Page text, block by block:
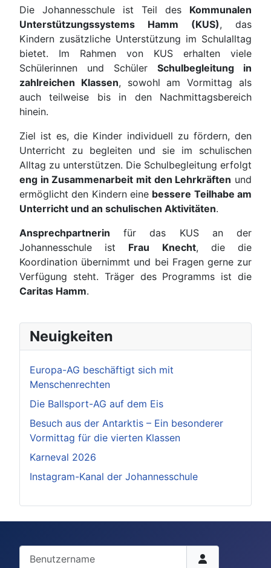
Die Johannesschule ist Teil des Kommunalen
Unterstützungssystems Hamm (KUS), das
Kindern zusätzliche Unterstützung im Schulalltag
bietet. Im Rahmen von KUS erhalten viele
Schülerinnen und Schüler Schulbegleitung in
zahlreichen Klassen, sowohl am Vormittag als
auch teilweise bis in den Nachmittagsbereich
hinein.
Ziel ist es, die Kinder individuell zu fördern, den
Unterricht zu begleiten und sie im schulischen
Alltag zu unterstützen. Die Schulbegleitung erfolgt
eng in Zusammenarbeit mit den Lehrkräften und
ermöglicht den Kindern eine bessere Teilhabe am
Unterricht und an schulischen Aktivitäten.
Ansprechpartnerin für das KUS an der
Johannesschule ist Frau Knecht, die die
Koordination übernimmt und bei Fragen gerne zur
Verfügung steht. Träger des Programms ist die
Caritas Hamm.
Neuigkeiten
Europa-AG beschäftigt sich mit
Menschenrechten
Die Ballsport-AG auf dem Eis
Besuch aus der Antarktis – Ein besonderer
Vormittag für die vierten Klassen
Karneval 2026
Instagram-Kanal der Johannesschule
Benutzername